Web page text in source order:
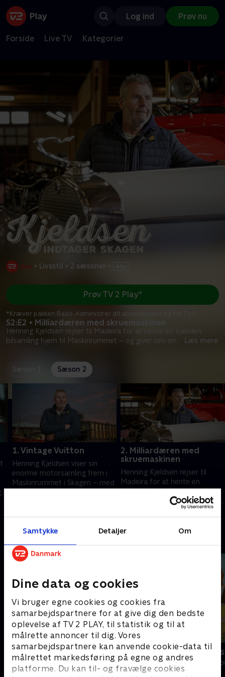
Samtykke Detaljer Om
Dine data og cookies
Vi bruger egne cookies og cookies fra
samarbejdspartnere for at give dig den bedste
oplevelse af TV 2 PLAY, til statistik og til at
målrette annoncer til dig. Vores
samarbejdspartnere kan anvende cookie-data til
målrettet markedsføring på egne og andres
platforme. Du kan til- og fravælge cookies
Log ind Prøv nu
Forside Live TV Kategorier
• Livsstil • 2 sæsoner •
S2:E2 • Milliardæren med skruemaskinen
Henning Kjeldsen rejser til Madeira for at hente en sjælden
bilsamling hjem til Maskinrummet – og giver selv en
Læs mere
Prøv TV 2 Play*
*Kræver pakken Basis. Administrer dit abonnement på Mit TV 2.
Sæson 1 Sæson 2
1. Vintage Vuitton
Henning Kjeldsen viser sin
enorme motorsamling frem i
Maskinrummet i Skagen – med
2. Milliardæren med
skruemaskinen
Henning Kjeldsen rejser til
Madeira for at hente en
sjælden bilsamling hjem til
Maskinrummet – og giver selv
en hånd med, når de kostbare
biler pakkes ned.
Petra slukker strømmen
Livsstil • 1 sæsoner
Sommer til
Livsstil • 2